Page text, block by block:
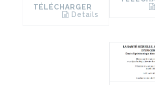
TÉLÉCHARGER
Details